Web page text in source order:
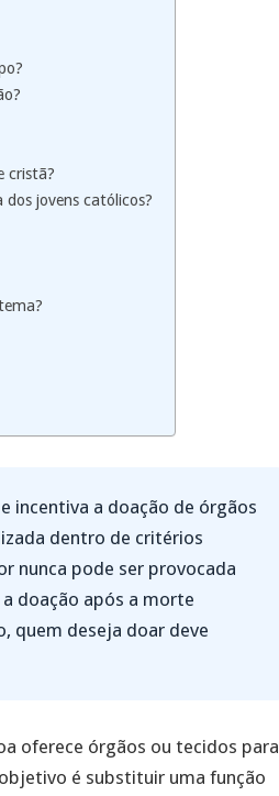
cristã?
jovens católicos?
incentiva a doação de órgãos
dentro de critérios
nunca pode ser provocada
doação após a morte
quem deseja doar deve
oferece órgãos ou tecidos para
é substituir uma função